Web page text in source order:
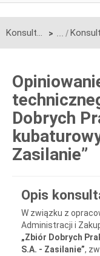
Konsultacje >
Dobrych
Zasilanie”
Opis
W związku z
Administracji i
„Zbiór Dobrych
S.A. - Zasilanie”,